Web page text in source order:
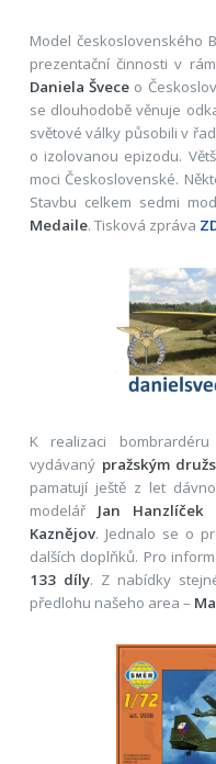
Model československého
prezentační činnosti v
Daniela Švece o
se dlouhodobě věnuje
světové války působili v
o izolovanou epizodu.
moci Československé.
Stavbu celkem sedmi
Medaile. Tisková zpráva
K realizaci
vydávaný pražským
pamatují ještě z let
modelář Jan Hanzlíček
Kaznějov. Jednalo se o
dalších doplňků. Pro
133 díly. Z nabídky
předlohu našeho area –